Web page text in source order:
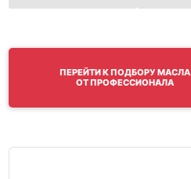
ПЕРЕЙТИ К ПОДБОРУ МАСЛА
ОТ ПРОФЕССИОНАЛА